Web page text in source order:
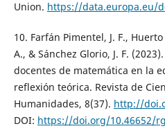
Union. https://data.europa.eu/
10. Farfán Pimentel, J. F.,
A., & Sánchez Glorio, J. F.
docentes de matemática en la
reflexión teórica. Revista de
Humanidades, 8(37). http://
DOI: https://doi.org/10.46652/